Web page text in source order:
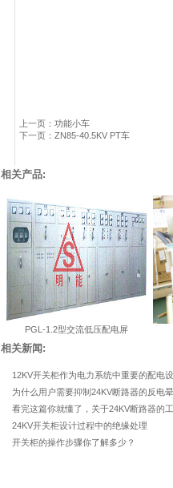
上一页：功能小车
下一页：ZN85-40.5KV PT车
相关产品:
PGL-1.2型交流低压配电屏
相关新闻:
12KV开关柜作为电力系统中重要的配电
为什么用户需要抑制24KV断路器的反电
看完这篇你就懂了，关于24KV断路器的
24KV开关柜设计过程中的绝缘处理
开关柜的操作步骤你了解多少？